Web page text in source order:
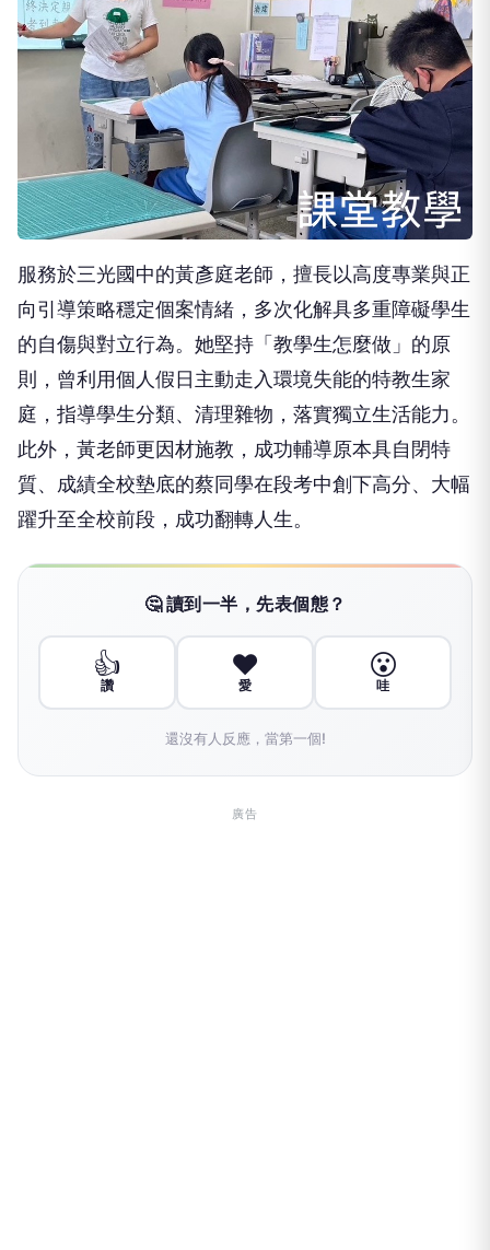
服務於三光國中的黃彥庭老師，擅長以高度專業與正
向引導策略穩定個案情緒，多次化解具多重障礙學生
的自傷與對立行為。她堅持「教學生怎麼做」的原
則，曾利用個人假日主動走入環境失能的特教生家
庭，指導學生分類、清理雜物，落實獨立生活能力。
此外，黃老師更因材施教，成功輔導原本具自閉特
質、成績全校墊底的蔡同學在段考中創下高分、大幅
躍升至全校前段，成功翻轉人生。
🤔 讀到一半，先表個態？
👍
讚
❤️
愛
😮
哇
還沒有人反應，當第一個!
廣告